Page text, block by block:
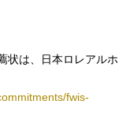
状は、日本ロレアルホ
fwis-